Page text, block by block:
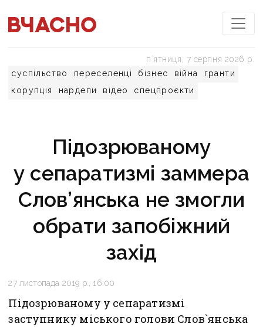
суспільство переселенці бізнес війна
гранти
корупція
нардепи відео спецпроєкти
пʼятниця, 7 серпня 2026 р.
Підозрюваному
у сепаратизмі заммера
Слов’янська не змогли
обрати запобіжний
захід
27 листопада 2019 р., 16:00
Підозрюваному у сепаратизмі
заступнику міського голови Слов`янська